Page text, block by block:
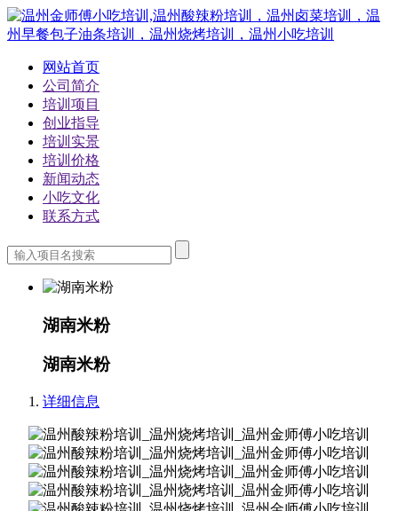
网站首页
公司简介
培训项目
创业指导
培训实景
培训价格
新闻动态
小吃文化
联系方式
湖南米粉
湖南米粉
详细信息